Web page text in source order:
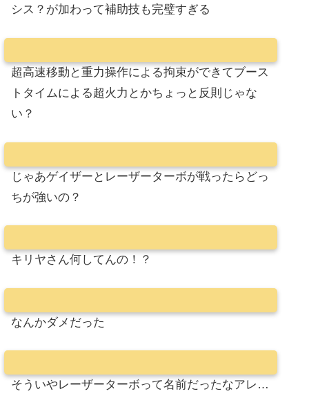
シス？が加わって補助技も完璧すぎる
超高速移動と重力操作による拘束ができてブース
トタイムによる超火力とかちょっと反則じゃな
い？
じゃあゲイザーとレーザーターボが戦ったらどっ
ちが強いの？
キリヤさん何してんの！？
なんかダメだった
そういやレーザーターボって名前だったなアレ…